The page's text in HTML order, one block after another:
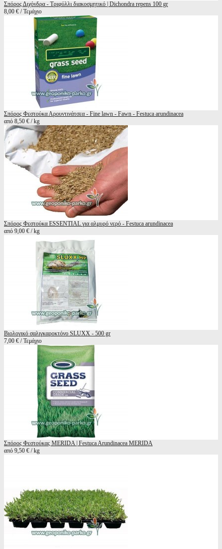
Σπόρος Διχόνδρα - Tριφύλλι διακοσμητικό | Dichondra repens 100 gr
8,00 € / Τεμάχιο
Σπόρος Φεστούκα Αρουντινάτσεα - Fine lawn - Fawn - Festuca arundinacea
από 8,50 € / kg
Σπόρος Φεστούκα ESSENTIAL για αλμυρό νερό - Festuca arundinacea
από 9,00 € / kg
Βιολογικό σαλιγκαροκτόνο SLUXX - 500 gr
7,00 € / Τεμάχιο
Σπόρος Φεστούκας MERIDA | Festuca Arundinacea MERIDA
από 9,50 € / kg